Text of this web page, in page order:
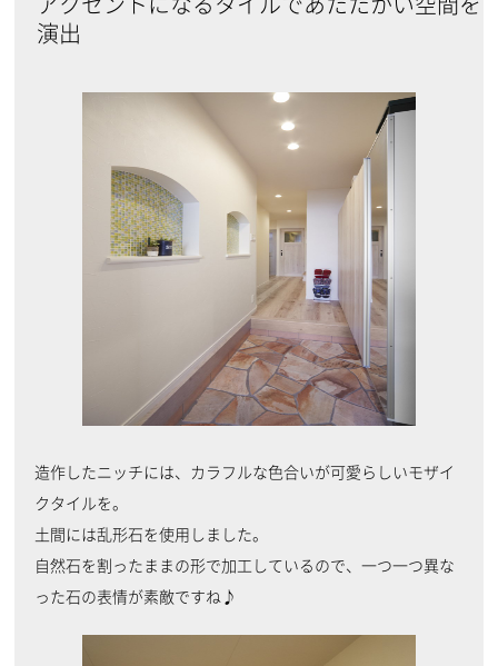
演出
造作したニッチには、カラフルな色合いが可愛らしいモザイ
クタイルを。
土間には乱形石を使用しました。
自然石を割ったままの形で加工しているので、一つ一つ異な
った石の表情が素敵ですね♪